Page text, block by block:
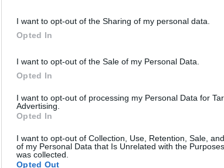
I want to opt-out of the Sharing of my personal data.
Opted In
I want to opt-out of the Sale of my Personal Data.
Opted In
I want to opt-out of processing my Personal Data for
Advertising.
Opted In
I want to opt-out of Collection, Use, Retention, Sale,
of my Personal Data that Is Unrelated with the
was collected.
Opted Out
Publicidad